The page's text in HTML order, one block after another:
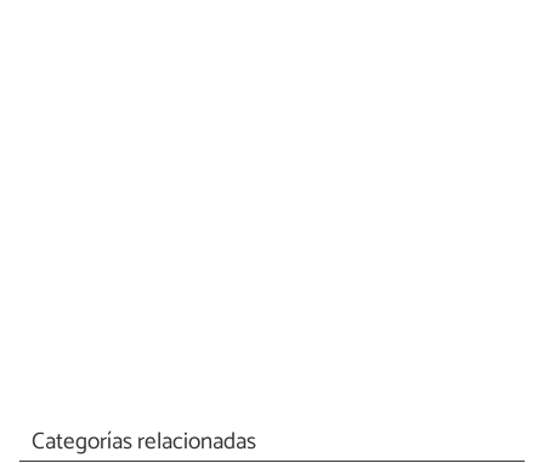
Categorías relacionadas